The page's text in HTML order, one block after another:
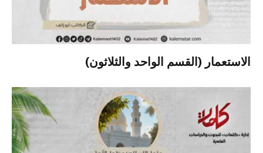
الاستعمار (القسم الواحد والثلاثون)